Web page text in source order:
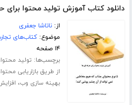
دانلود کتاب آموزش تولید محتوا برای
از:ناتاشا جعفری
موضوع:کتاب‌های
۱۴ صفحه
برچسب‌ها: تولید محتوا
از طریق بازاریابی محتوا
بهینه سازی وب،